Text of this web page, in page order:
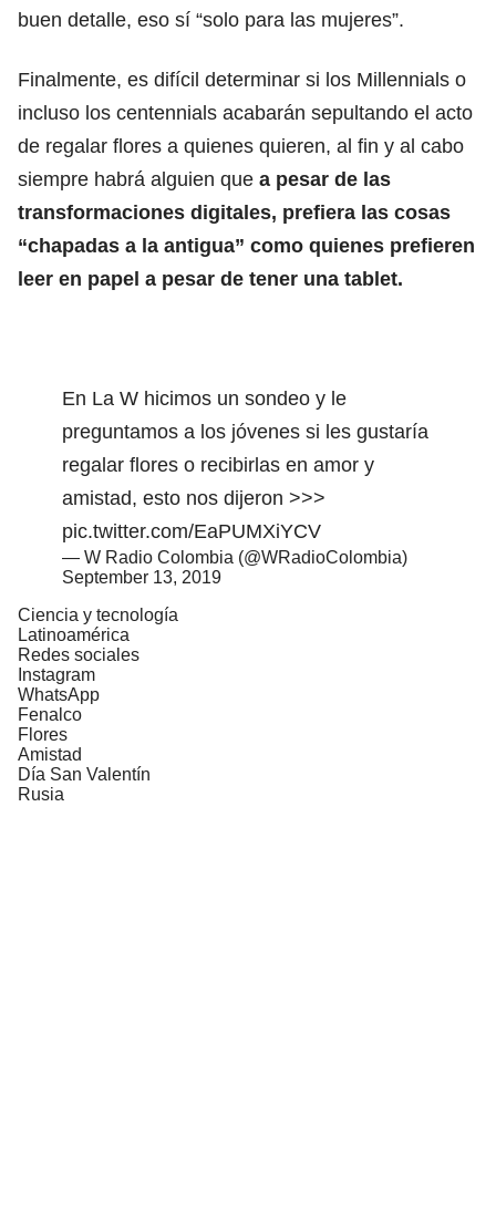
buen detalle, eso sí “solo para las mujeres”.
Finalmente, es difícil determinar si los Millennials o
incluso los centennials acabarán sepultando el acto
de regalar flores a quienes quieren, al fin y al cabo
siempre habrá alguien que a pesar de las
transformaciones digitales, prefiera las cosas
“chapadas a la antigua” como quienes prefieren
leer en papel a pesar de tener una tablet.
En La W hicimos un sondeo y le
preguntamos a los jóvenes si les gustaría
regalar flores o recibirlas en amor y
amistad, esto nos dijeron >>>
pic.twitter.com/EaPUMXiYCV
— W Radio Colombia (@WRadioColombia)
September 13, 2019
Ciencia y tecnología
Latinoamérica
Redes sociales
Instagram
WhatsApp
Fenalco
Flores
Amistad
Día San Valentín
Rusia